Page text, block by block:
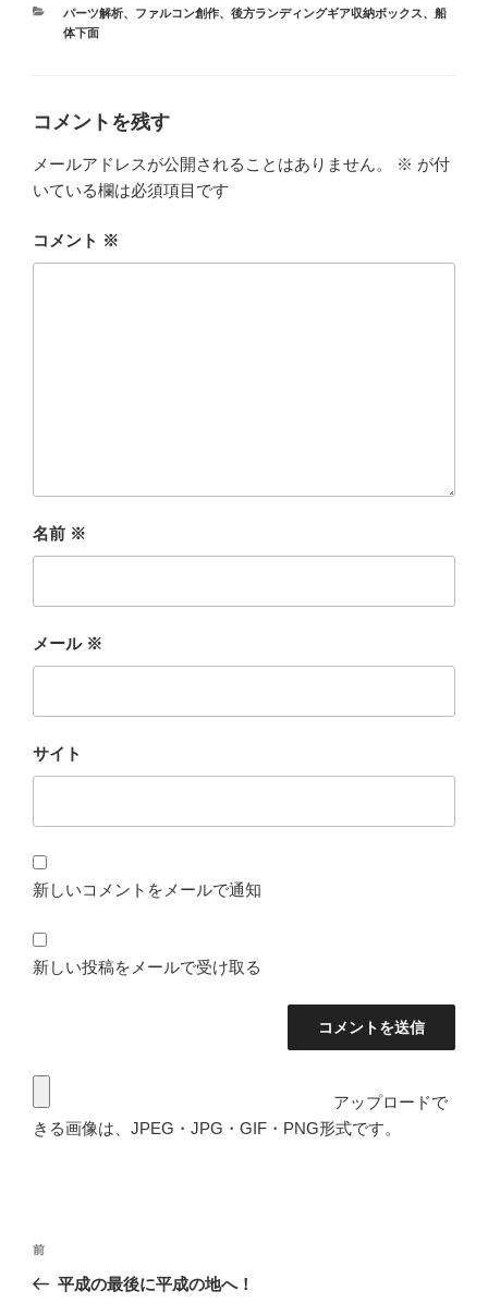
カ
テ
パーツ解析、 ファルコン創作、 後方ランディングギア収納ボックス、 船
体下面
コメントを残す
メールアドレスが公開されることはありません。 ※ が付
いている欄は必須項目です
コメント ※
名前 ※
メール ※
サイト
新しいコメントをメールで通知
新しい投稿をメールで受け取る
アップロードで
きる画像は、JPEG・JPG・GIF・PNG形式です。
投
ナ
前
の
前
平成の最後に平成の地へ！